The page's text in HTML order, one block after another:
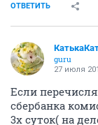
ОТВЕТИТЬ
guru
27 июля
Если
сбербанка
3х суток( на